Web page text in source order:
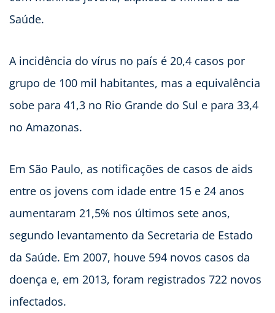
Saúde.
A incidência do vírus no país é 20,4 casos por
grupo de 100 mil habitantes, mas a equivalência
sobe para 41,3 no Rio Grande do Sul e para 33,4
no Amazonas.
Em São Paulo, as notificações de casos de aids
entre os jovens com idade entre 15 e 24 anos
aumentaram 21,5% nos últimos sete anos,
segundo levantamento da Secretaria de Estado
da Saúde. Em 2007, houve 594 novos casos da
doença e, em 2013, foram registrados 722 novos
infectados.